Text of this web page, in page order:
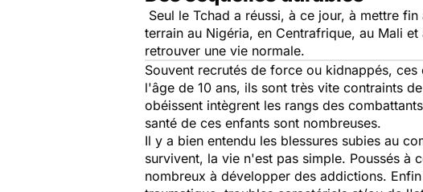
Seul le Tchad a réussi, à ce jour, à mettre
terrain au Nigéria, en Centrafrique, au Mali
retrouver une vie normale.
Souvent recrutés de force ou kidnappés,
l'âge de 10 ans, ils sont très vite contraints
obéissent intègrent les rangs des
santé de ces enfants sont nombreuses.
Il y a bien entendu les blessures subies au
survivent, la vie n'est pas simple. Poussés
nombreux à développer des addictions.